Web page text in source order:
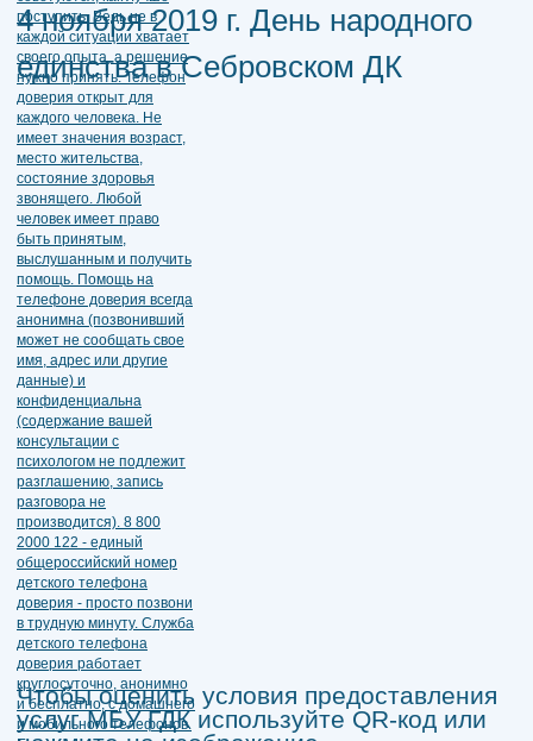
4 ноября 2019 г. День народного
единства в Себровском ДК
Чтобы оценить условия предоставления
услуг МБУ ГДК используйте QR-код или